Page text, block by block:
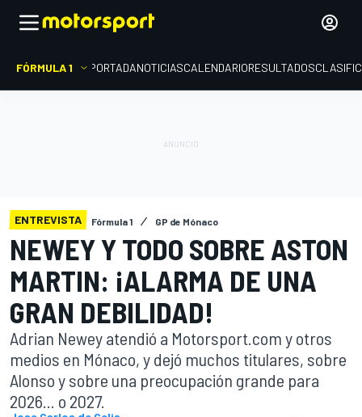
FÓRMULA 1 PORTADANOTICIASCALENDARIORESULTADOS
ENTREVISTA Fórmula 1 GP de Mónaco
NEWEY Y TODO SOBRE ASTON
MARTIN: ¡ALARMA DE UNA
GRAN DEBILIDAD!
Adrian Newey atendió a Motorsport.com y otros
medios en Mónaco, y dejó muchos titulares, sobre
Alonso y sobre una preocupación grande para
2026... o 2027.